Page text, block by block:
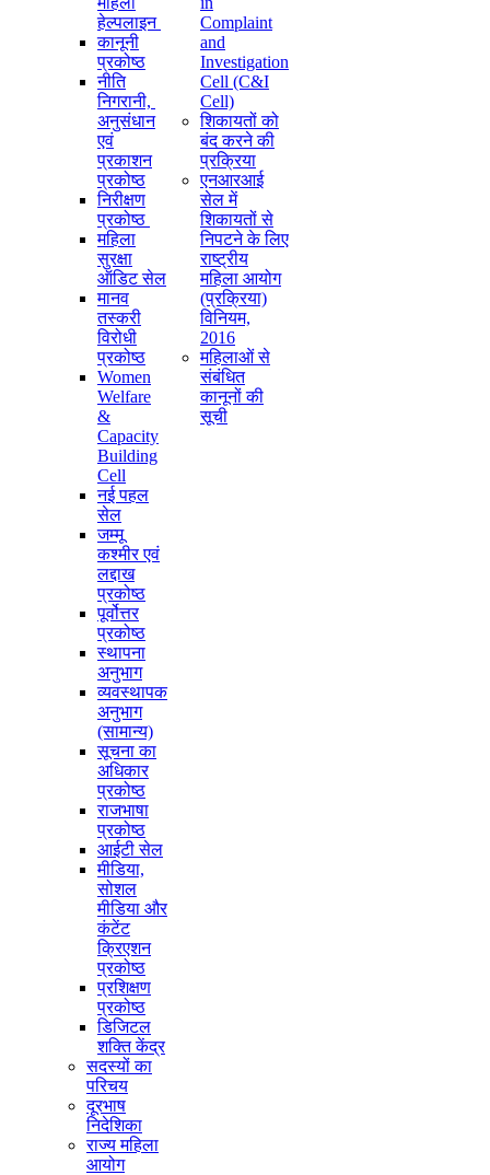
हेल्पलाइन
कानूनी
प्रकोष्ठ
नीति
निगरानी, ​​
अनुसंधान
एवं
प्रकाशन
प्रकोष्ठ
निरीक्षण
प्रकोष्ठ
महिला
सुरक्षा
ऑडिट सेल
मानव
तस्करी
विरोधी
प्रकोष्ठ
Women
Welfare
&
Capacity
Building
Cell
नई पहल
सेल
जम्मू
कश्मीर एवं
लद्दाख
प्रकोष्ठ
पूर्वोत्तर
प्रकोष्ठ
स्थापना
अनुभाग
व्यवस्थापक
अनुभाग
(सामान्य)
सूचना का
अधिकार
प्रकोष्ठ
राजभाषा
प्रकोष्ठ
आईटी सेल
मीडिया,
सोशल
मीडिया और
कंटेंट
क्रिएशन
प्रकोष्ठ
प्रशिक्षण
प्रकोष्ठ
डिजिटल
शक्ति केंद्र
सदस्यों का
परिचय
दूरभाष
निदेशिका
राज्य महिला
आयोग
Complaint
and
Investigation
Cell (C&I
Cell)
शिकायतों को
बंद करने की
प्रक्रिया
एनआरआई
सेल में
शिकायतों से
निपटने के लिए
राष्ट्रीय
महिला आयोग
(प्रक्रिया)
विनियम,
2016
महिलाओं से
संबंधित
कानूनों की
सूची